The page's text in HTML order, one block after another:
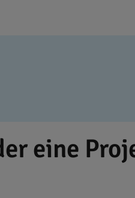
eine